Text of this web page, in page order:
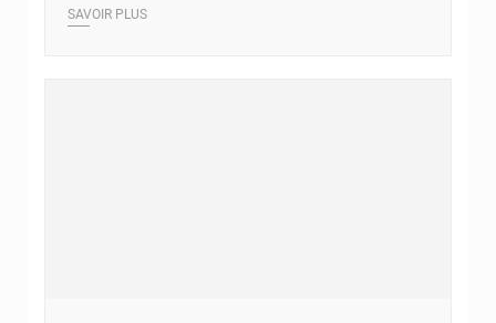
SAVOIR PLUS